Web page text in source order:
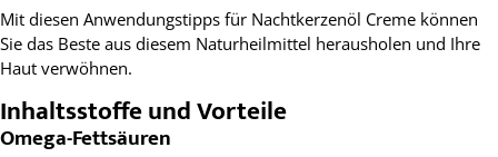
Mit diesen Anwendungstipps für Nachtkerzenöl Creme können
Sie das Beste aus diesem Naturheilmittel herausholen und Ihre
Haut verwöhnen.
Inhaltsstoffe und Vorteile
Omega-Fettsäuren